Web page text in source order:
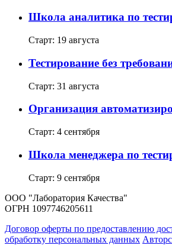
Школа аналитика по
Старт: 19 августа
Тестирование без
Старт: 31 августа
Организация
Старт: 4 сентября
Школа менеджера по
Старт: 9 сентября
ООО "Лаборатория Качества"
ОГРН 1097746205611
Договор оферты по предоставлению
обработку персональных данных